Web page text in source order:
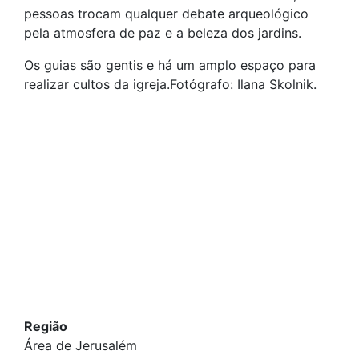
pessoas trocam qualquer debate arqueológico
pela atmosfera de paz e a beleza dos jardins.
Os guias são gentis e há um amplo espaço para
realizar cultos da igreja.Fotógrafo: Ilana Skolnik.
Região
Área de Jerusalém